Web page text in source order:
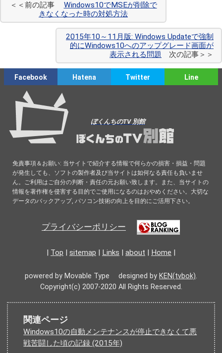
＜＜前の記事 Windows10でMSEが削除で
きなくなった時の対処方法
2015年10～11月版: Windows Updateで強制
的にWindows10へのアップグレード画面が
表示される問題 次の記事＞＞
Facebook Hatena Twitter Line
ぼくんちのTV 別館
免責事項＆お願い: 当サイトで紹介する情報で何らかの損害・損益・問題
が発生しても、ソフトの製作者及び当サイトは如何なる責任も負いませ
ん。ご利用はご自分の判断・責任の元お願い致します。また、当サイトの
情報を著作権を侵害する目的でご使用になるのはおやめください。大切な
データのバックアップ, パソコン技術の向上を目的にご活用下さい。
プライバシーポリシー
| Top | sitemap | Links | about | Home |
powered by Movable Type designed by KEN(tvbok)
Copyright(c) 2007-2020 All Rights Reserved.
関連ページ
Windows10の自動メンテナンスが停止できなくて悪
戦苦闘した頃の記録 (2015年)